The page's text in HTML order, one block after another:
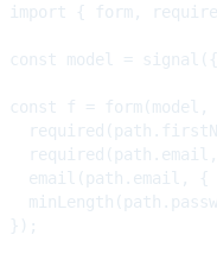
import { form,
const model =
const f =
email(path.email, {